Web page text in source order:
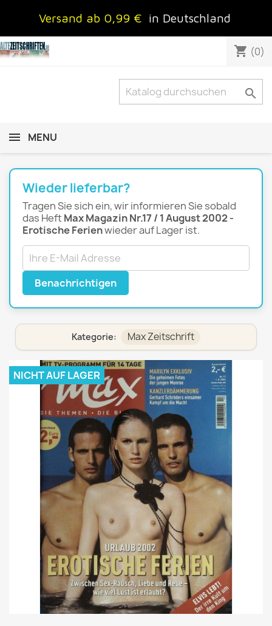
Versand ab 0,99 € in Deutschland
shopping_cart (0)

MENU
Wieder lieferbar?
Tragen Sie sich ein, wir informieren Sie sobald
das Heft Max Magazin Nr.17 / 1 August 2002 -
Erotische Ferienwieder auf Lager ist.
Benachrichtigen
Kategorie: Max Zeitschrift
NICHT AUF LAGER